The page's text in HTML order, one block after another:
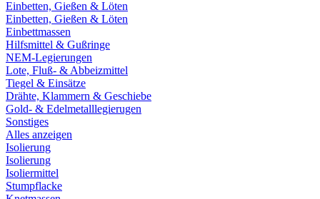
Einbetten, Gießen & Löten
Einbetten, Gießen & Löten
Einbettmassen
Hilfsmittel & Gußringe
NEM-Legierungen
Lote, Fluß- & Abbeizmittel
Tiegel & Einsätze
Drähte, Klammern & Geschiebe
Gold- & Edelmetalllegierugen
Sonstiges
Alles anzeigen
Isolierung
Isolierung
Isoliermittel
Stumpflacke